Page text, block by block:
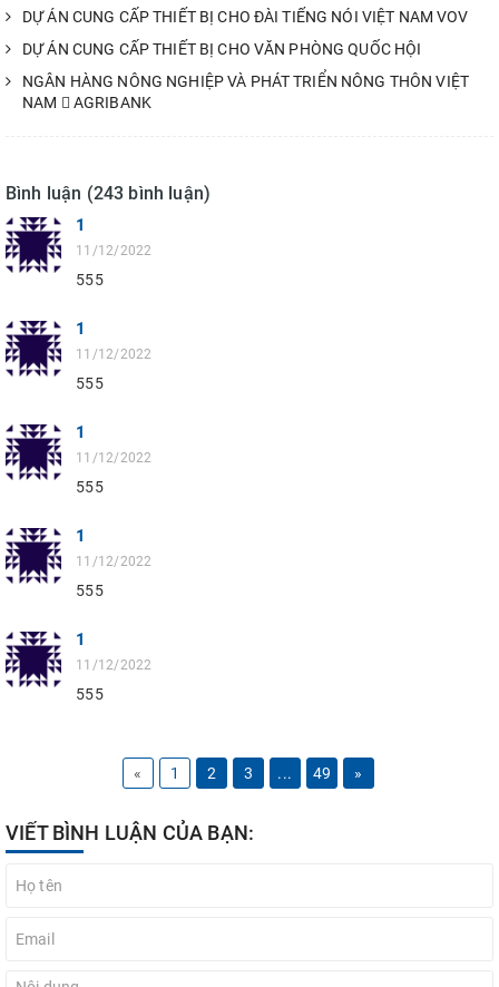
DỰ ÁN CUNG CẤP THIẾT BỊ CHO ĐÀI TIẾNG NÓI VIỆT NAM VOV
DỰ ÁN CUNG CẤP THIẾT BỊ CHO VĂN PHÒNG QUỐC HỘI
NGÂN HÀNG NÔNG NGHIỆP VÀ PHÁT TRIỂN NÔNG THÔN VIỆT
NAM  AGRIBANK
Bình luận (243 bình luận)
1
11/12/2022
555
1
11/12/2022
555
1
11/12/2022
555
1
11/12/2022
555
1
11/12/2022
555
« 1 2 3 ... 49 »
VIẾT BÌNH LUẬN CỦA BẠN: